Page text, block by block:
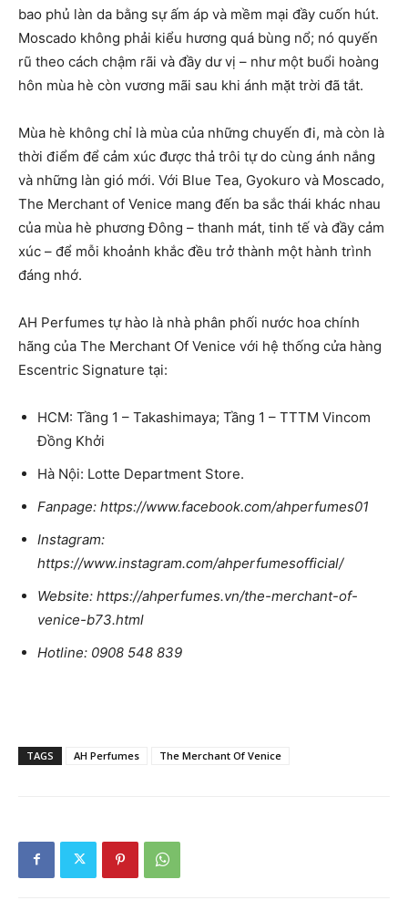
bao phủ làn da bằng sự ấm áp và mềm mại đầy cuốn hút.
Moscado không phải kiểu hương quá bùng nổ; nó quyến
rũ theo cách chậm rãi và đầy dư vị – như một buổi hoàng
hôn mùa hè còn vương mãi sau khi ánh mặt trời đã tắt.
Mùa hè không chỉ là mùa của những chuyến đi, mà còn là
thời điểm để cảm xúc được thả trôi tự do cùng ánh nắng
và những làn gió mới. Với Blue Tea, Gyokuro và Moscado,
The Merchant of Venice mang đến ba sắc thái khác nhau
của mùa hè phương Đông – thanh mát, tinh tế và đầy cảm
xúc – để mỗi khoảnh khắc đều trở thành một hành trình
đáng nhớ.
AH Perfumes tự hào là nhà phân phối nước hoa chính
hãng của The Merchant Of Venice với hệ thống cửa hàng
Escentric Signature tại:
HCM: Tầng 1 – Takashimaya; Tầng 1 – TTTM Vincom
Đồng Khởi
Hà Nội: Lotte Department Store.
Fanpage: https://www.facebook.com/ahperfumes01
Instagram:
https://www.instagram.com/ahperfumesofficial/
Website: https://ahperfumes.vn/the-merchant-of-
venice-b73.html
Hotline: 0908 548 839
TAGS AH Perfumes The Merchant Of Venice